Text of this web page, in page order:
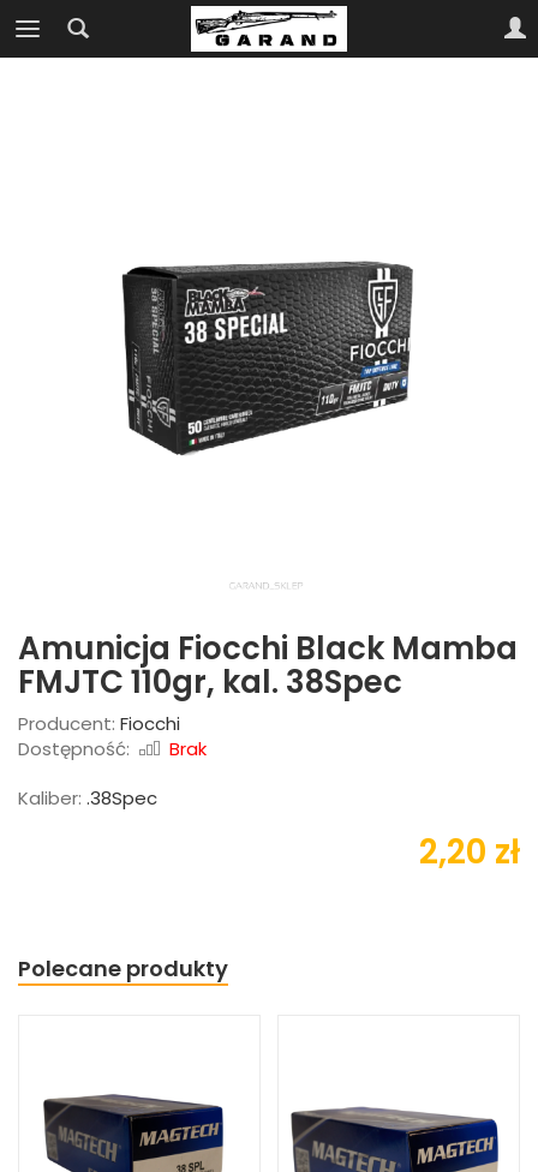
Amunicja Fiocchi Black Mamba
FMJTC 110gr, kal. 38Spec
Producent: Fiocchi
Dostępność:
Brak
Kaliber: .38Spec
2,20 zł
Polecane produkty